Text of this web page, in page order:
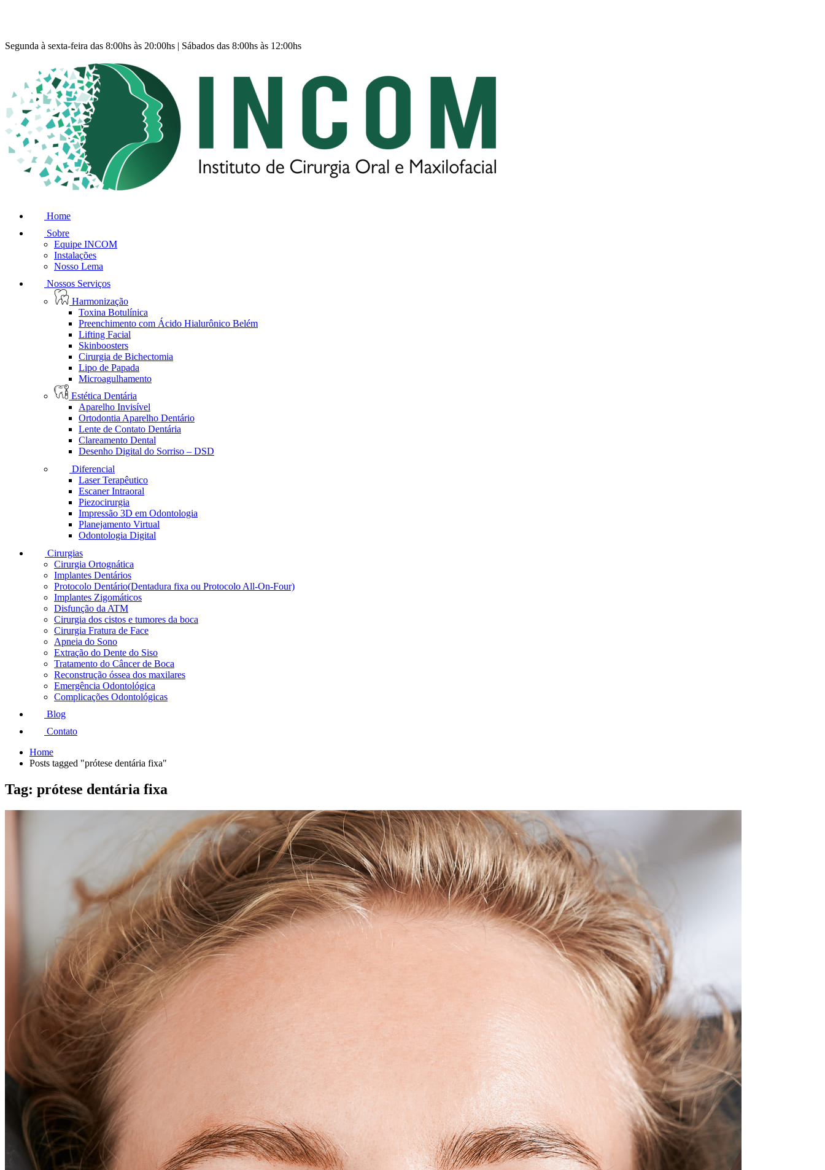
Segunda à sexta-feira das 8:00hs às 20:00hs | Sábados das 8:00hs às 12:00hs
Home
Sobre
Equipe INCOM
Instalações
Nosso Lema
Nossos Serviços
Harmonização
Toxina Botulínica
Preenchimento com Ácido Hialurônico Belém
Lifting Facial
Skinboosters
Cirurgia de Bichectomia
Lipo de Papada
Microagulhamento
Estética Dentária
Aparelho Invisível
Ortodontia Aparelho Dentário
Lente de Contato Dentária
Clareamento Dental
Desenho Digital do Sorriso – DSD
Diferencial
Laser Terapêutico
Escaner Intraoral
Piezocirurgia
Impressão 3D em Odontologia
Planejamento Virtual
Odontologia Digital
Cirurgias
Cirurgia Ortognática
Implantes Dentários
Protocolo Dentário(Dentadura fixa ou Protocolo All-On-Four)
Implantes Zigomáticos
Disfunção da ATM
Cirurgia dos cistos e tumores da boca
Cirurgia Fratura de Face
Apneia do Sono
Extração do Dente do Siso
Tratamento do Câncer de Boca
Reconstrução óssea dos maxilares
Emergência Odontológica
Complicações Odontológicas
Blog
Contato
Home
Posts tagged "prótese dentária fixa"
Tag: prótese dentária fixa